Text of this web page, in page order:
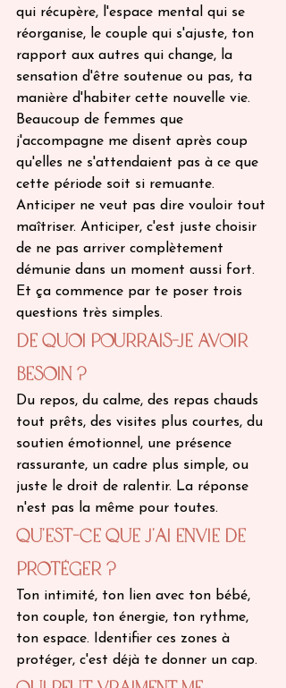
qui récupère, l'espace mental qui se
réorganise, le couple qui s'ajuste, ton
rapport aux autres qui change, la
sensation d'être soutenue ou pas, ta
manière d'habiter cette nouvelle vie.
Beaucoup de femmes que
j'accompagne me disent après coup
qu'elles ne s'attendaient pas à ce que
cette période soit si remuante.
Anticiper ne veut pas dire vouloir tout
maîtriser. Anticiper, c'est juste choisir
de ne pas arriver complètement
démunie dans un moment aussi fort.
Et ça commence par te poser trois
questions très simples.
De quoi pourrais-je avoir
besoin ?
Du repos, du calme, des repas chauds
tout prêts, des visites plus courtes, du
soutien émotionnel, une présence
rassurante, un cadre plus simple, ou
juste le droit de ralentir. La réponse
n'est pas la même pour toutes.
Qu'est-ce que j'ai envie de
protéger ?
Ton intimité, ton lien avec ton bébé,
ton couple, ton énergie, ton rythme,
ton espace. Identifier ces zones à
protéger, c'est déjà te donner un cap.